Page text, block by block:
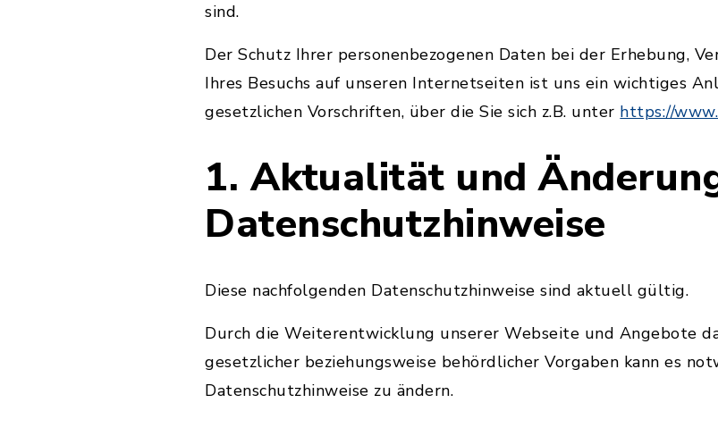
sind.
Der Schutz Ihrer personenbezogenen Daten bei der Erhebung,
Ihres Besuchs auf unseren Internetseiten ist uns ein wichtiges
gesetzlichen Vorschriften, über die Sie sich z.B. unter https://
1. Aktualität und
Datenschutzhinweise
Diese nachfolgenden Datenschutzhinweise sind aktuell gültig.
Durch die Weiterentwicklung unserer Webseite und Angebote
gesetzlicher beziehungsweise behördlicher Vorgaben kann es
Datenschutzhinweise zu ändern.